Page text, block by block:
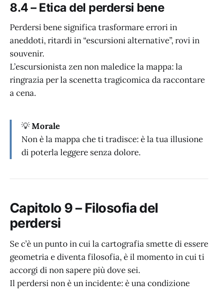
8.4 – Etica del perdersi bene
Perdersi bene significa trasformare errori in
aneddoti, ritardi in “escursioni alternative”, rovi in
souvenir.
L’escursionista zen non maledice la mappa: la
ringrazia per la scenetta tragicomica da raccontare
a cena.
💡Morale
Non è la mappa che ti tradisce: è la tua illusione
di poterla leggere senza dolore.
Capitolo 9 – Filosofia del
perdersi
Se c’è un punto in cui la cartografia smette di essere
geometria e diventa filosofia, è il momento in cui ti
accorgi di non sapere più dove sei.
Il perdersi non è un incidente: è una condizione